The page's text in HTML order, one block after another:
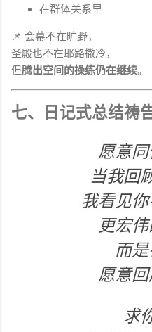
在群体关系里
📌 会幕不在旷野，
圣殿也不在耶路撒冷，
但腾出空间的操练仍在继续。
七、日记式总结祷
愿意同
当我回
我看见
更宏伟
而
愿意回
求